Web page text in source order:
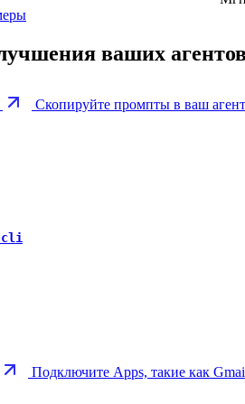
ваших
Скопируйте промпты в ваш
cli
Подключите Apps, такие как